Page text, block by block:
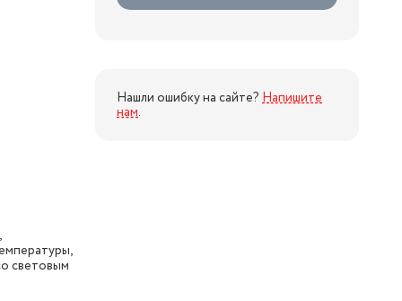
световым
Нашли ошибку на сайте? Напишите
нам.